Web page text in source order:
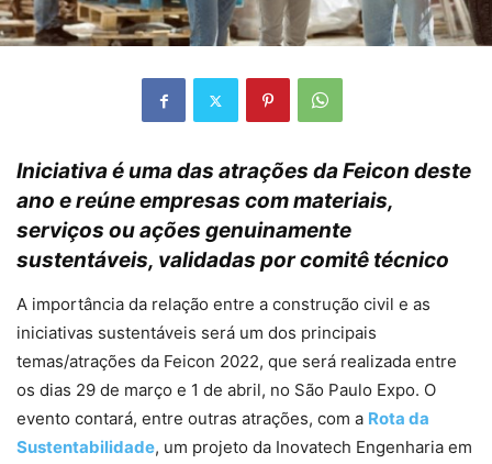
Iniciativa é uma das atrações da Feicon deste
ano e reúne empresas com materiais,
serviços ou ações genuinamente
sustentáveis, validadas por comitê técnico
A importância da relação entre a construção civil e as
iniciativas sustentáveis será um dos principais
temas/atrações da Feicon 2022, que será realizada entre
os dias 29 de março e 1 de abril, no São Paulo Expo. O
evento contará, entre outras atrações, com a Rota da
Sustentabilidade, um projeto da Inovatech Engenharia em